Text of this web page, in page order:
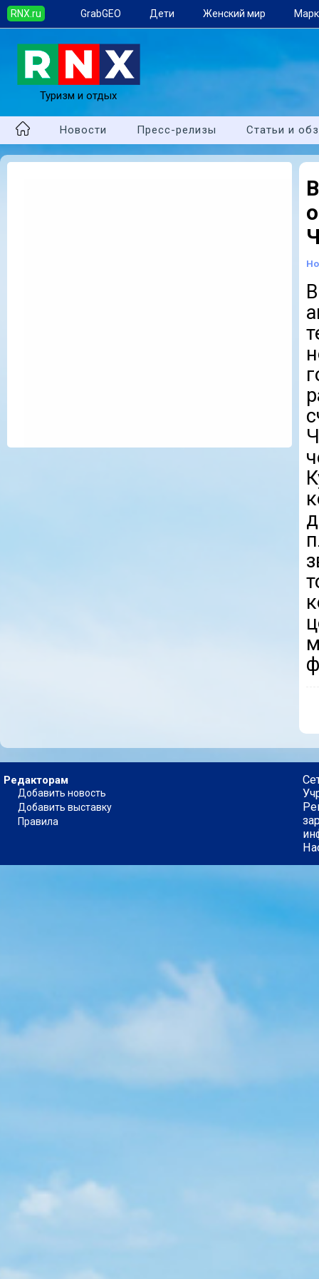
RNX.ru GrabGEO Дети Женский мир
Туризм и отдых
Новости Пресс-релизы Статьи и
Редакторам
Добавить новость
Добавить выставку
Правила